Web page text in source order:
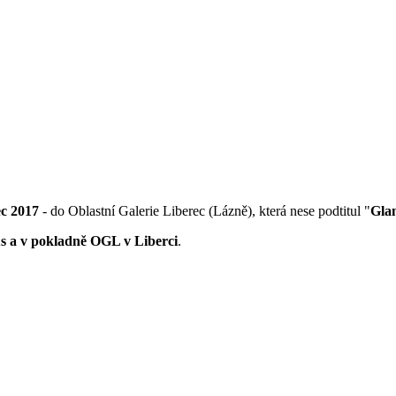
2017 - do Oblastní Galerie Liberec (Lázně), která nese podtitul "
a v pokladně OGL v Liberci.